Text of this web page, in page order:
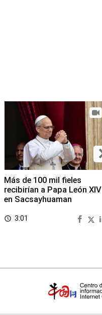
Más de 100 mil fieles
recibirían a Papa León XIV
en Sacsayhuaman
access_time 3:01